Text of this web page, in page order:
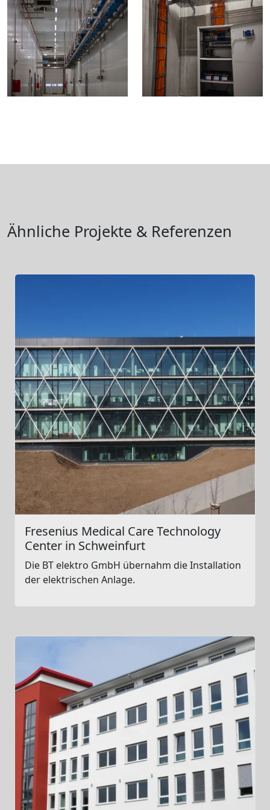
Ähnliche Projekte & Referenzen
Fresenius Medical Care Technology
Center in Schweinfurt
Die BT elektro GmbH übernahm die Installation
der elektrischen Anlage.